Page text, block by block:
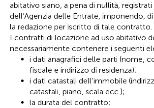
abitativo siano, a pena di nullità,
dell’Agenzia delle Entrate, imponendo,
la redazione per iscritto di tale contratto.
I contratti di locazione ad uso abitativo
necessariamente contenere i seguenti
i dati anagrafici delle parti (nome,
fiscale e indirizzo di residenza);
i dati catastali dell’immobile
catastali, piano, scala ecc.);
la durata del contratto;